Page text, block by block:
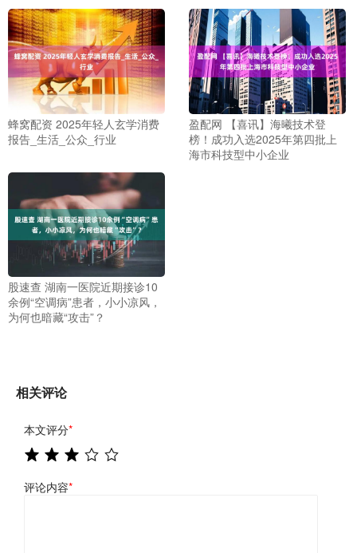
蜂窝配资 2025年轻人玄学消费
报告_生活_公众_行业
盈配网 【喜讯】海曦技术登
榜！成功入选2025年第四批上
海市科技型中小企业
股速查 湖南一医院近期接诊10
余例“空调病”患者，小小凉风，
为何也暗藏“攻击”？
相关评论
本文评分*
评论内容*